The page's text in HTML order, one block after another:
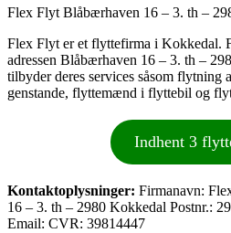
Flex Flyt Blåbærhaven 16 – 3. th –
Flex Flyt er et flyttefirma i Kokkedal.
adressen Blåbærhaven 16 – 3. th –
tilbyder deres services såsom flytning
genstande, flyttemænd i flyttebil og
Indhent 3
Kontaktoplysninger: Firmanavn:
16 – 3. th – 2980 Kokkedal Postnr.:
Email: CVR: 39814447